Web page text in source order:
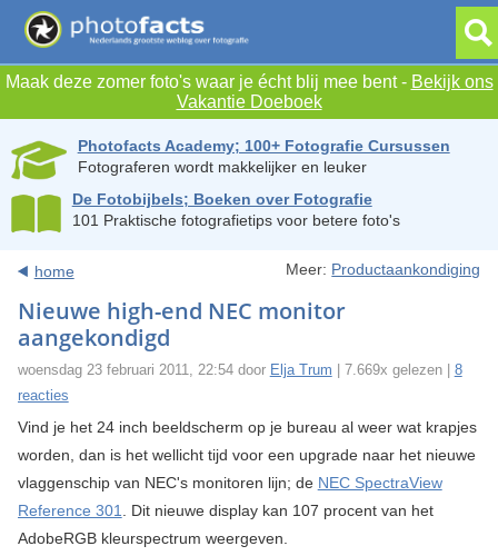
Maak deze zomer foto's waar je écht blij mee bent - Bekijk ons
Vakantie Doeboek
Photofacts Academy; 100+ Fotografie Cursussen
Fotograferen wordt makkelijker en leuker
De Fotobijbels; Boeken over Fotografie
101 Praktische fotografietips voor betere foto's
home Meer: Productaankondiging
Nieuwe high-end NEC monitor
aangekondigd
woensdag 23 februari 2011, 22:54 door Elja Trum | 7.669x gelezen | 8
reacties
Vind je het 24 inch beeldscherm op je bureau al weer wat krapjes
worden, dan is het wellicht tijd voor een upgrade naar het nieuwe
vlaggenschip van NEC's monitoren lijn; de NEC SpectraView
Reference 301. Dit nieuwe display kan 107 procent van het
AdobeRGB kleurspectrum weergeven.